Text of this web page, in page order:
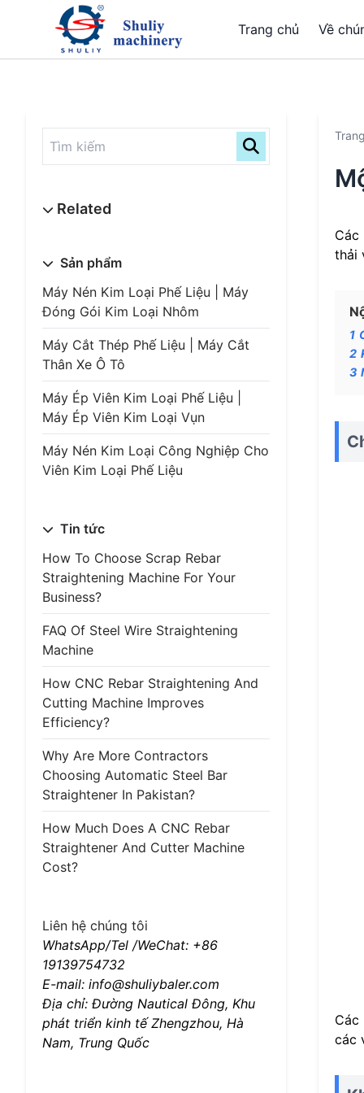
Trang chủ Về
Sản phẩm
Máy Nén Kim Loại Phế Liệu | Máy
Đóng Gói Kim Loại Nhôm
Máy Cắt Thép Phế Liệu | Máy Cắt
Thân Xe Ô Tô
Máy Ép Viên Kim Loại Phế Liệu |
Máy Ép Viên Kim Loại Vụn
Máy Nén Kim Loại Công Nghiệp Cho
Viên Kim Loại Phế Liệu
Tin tức
How To Choose Scrap Rebar
Straightening Machine For Your
Business?
FAQ Of Steel Wire Straightening
Machine
How CNC Rebar Straightening And
Cutting Machine Improves
Efficiency?
Why Are More Contractors
Choosing Automatic Steel Bar
Straightener In Pakistan?
How Much Does A CNC Rebar
Straightener And Cutter Machine
Cost?
Liên hệ chúng tôi
WhatsApp/Tel /WeChat: +86
19139754732
E-mail: info@shuliybaler.com
Địa chỉ: Đường Nautical Đông, Khu
phát triển kinh tế Zhengzhou, Hà
Nam, Trung Quốc
Các
thải
1
2
3
Các
các